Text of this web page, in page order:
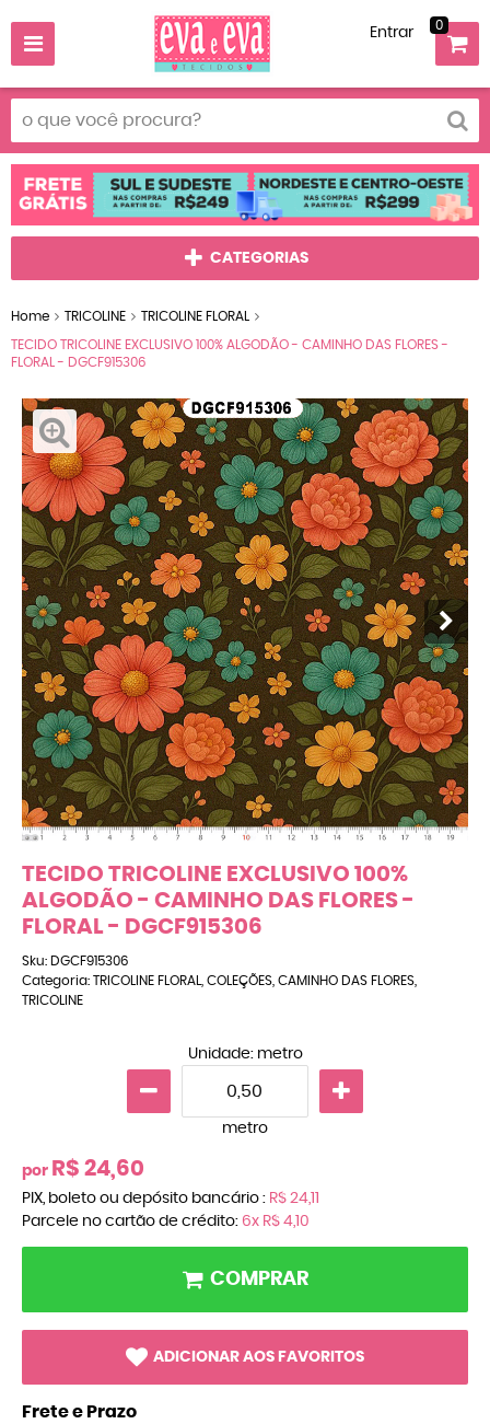
Entrar 0
CATEGORIAS
Home TRICOLINE TRICOLINE FLORAL
TECIDO TRICOLINE EXCLUSIVO 100% ALGODÃO - CAMINHO DAS FLORES -
FLORAL - DGCF915306
TECIDO TRICOLINE EXCLUSIVO 100%
ALGODÃO - CAMINHO DAS FLORES -
FLORAL - DGCF915306
Sku: DGCF915306
Categoria: TRICOLINE FLORAL COLEÇÕES CAMINHO DAS FLORES
TRICOLINE
Unidade: metro
metro
por R$ 24,60
PIX, boleto ou depósito bancário : R$ 24,11
Parcele no cartão de crédito: 6x R$ 4,10
COMPRAR
ADICIONAR AOS FAVORITOS
Frete e Prazo